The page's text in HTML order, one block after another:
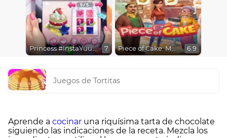
Princess #InstaYuuum Macarons & Flowers 7 Piece of Cake: Merge & Bake 6.9
Juegos de Tortitas
Aprende a cocinar una riquísima tarta de chocolate
siguiendo las indicaciones de la receta. Mezcla los